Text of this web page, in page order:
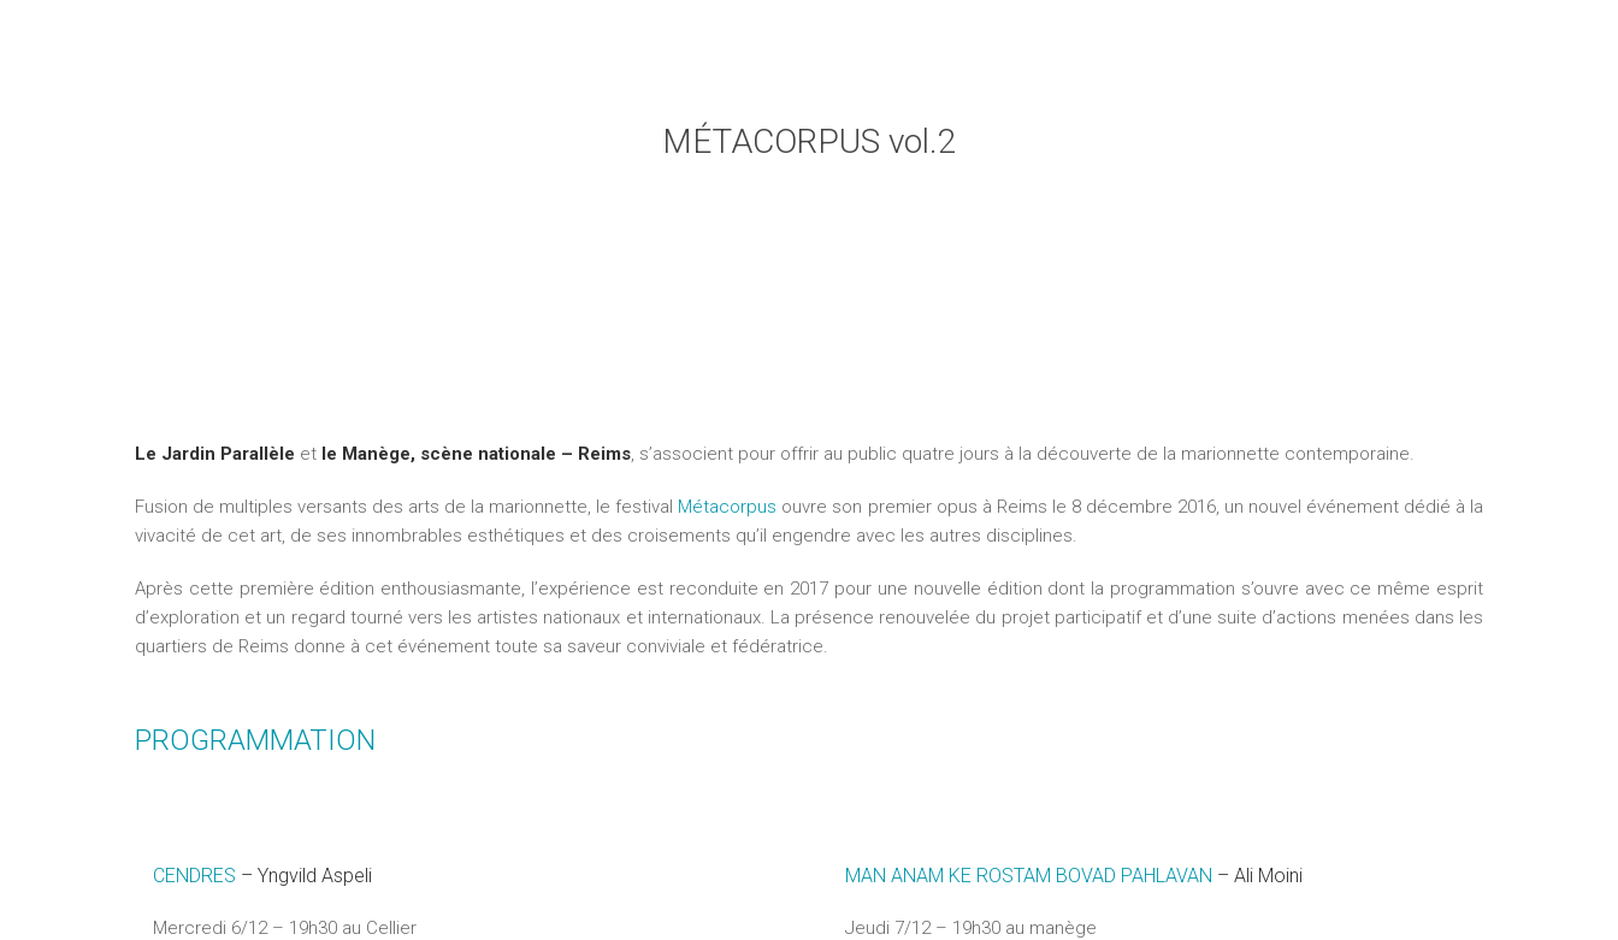
MÉTACORPUS vol.2
Le Jardin Parallèle et le Manège, scène nationale – Reims, s’associent pour offrir au public quatre jours à la découverte de la marionnette contemporaine.
Fusion de multiples versants des arts de la marionnette, le festival Métacorpus ouvre son premier opus à Reims le 8 décembre 2016, un nouvel événement dédié à la
vivacité de cet art, de ses innombrables esthétiques et des croisements qu’il engendre avec les autres disciplines.
Après cette première édition enthousiasmante, l’expérience est reconduite en 2017 pour une nouvelle édition dont la programmation s’ouvre avec ce même esprit
d’exploration et un regard tourné vers les artistes nationaux et internationaux. La présence renouvelée du projet participatif et d’une suite d’actions menées dans les
quartiers de Reims donne à cet événement toute sa saveur conviviale et fédératrice.
PROGRAMMATION
CENDRES – Yngvild Aspeli
Mercredi 6/12 – 19h30 au Cellier
MAN ANAM KE ROSTAM BOVAD PAHLAVAN – Ali Moini
Jeudi 7/12 – 19h30 au manège